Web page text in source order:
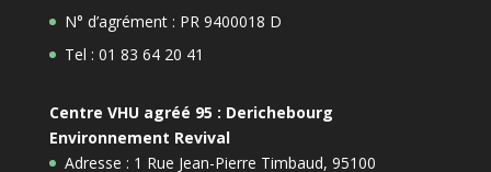
N° d’agrément : PR 9400018 D
Tel : 01 83 64 20 41
Centre VHU agréé 95 : Derichebourg
Environnement Revival
Adresse : 1 Rue Jean-Pierre Timbaud, 95100